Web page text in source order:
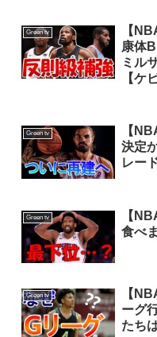
Green tv
【
康体
ミル
【ケ
Green tv
【
決定
レー
Green tv
【
食べ
Green tv
【
ーグ
たち